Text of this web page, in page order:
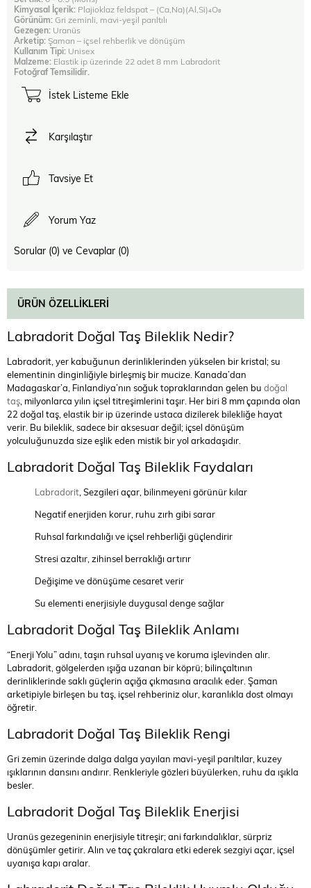
Kimyasal İçerik: Plajioklaz feldspat – (Ca,Na)(Al,Si)₄O₈
Görünüm: Gri zeminli, mavi-yeşil parıltılı
Gezegen: Uranüs
Arketip: Şaman – içsel rehberlik ve dönüşüm
Kullanım Tipi: Unisex
Malzeme: Elastik ip üzerinde 22 adet 8 mm Labradorit
Fotoğraf Temsilidir.
İstek Listeme Ekle
Karşılaştır
Tavsiye Et
Yorum Yaz
Sorular (0) ve Cevaplar (0)
ÜRÜN ÖZELLIKLERI
Labradorit Doğal Taş Bileklik Nedir?
Labradorit, yer kabuğunun derinliklerinden yükselen bir kristal; su
elementinin dinginliğiyle birleşmiş bir mucize. Kanada’dan
Madagaskar’a, Finlandiya’nın soğuk topraklarından gelen bu doğal
taş, milyonlarca yılın içsel titreşimlerini taşır. Her biri 8 mm çapında olan
22 doğal taş, elastik bir ip üzerinde ustaca dizilerek bilekliğe hayat
verir. Bu bileklik, sadece bir aksesuar değil; içsel dönüşüm
yolculuğunuzda size eşlik eden mistik bir yol arkadaşıdır.
Labradorit Doğal Taş Bileklik Faydaları
Labradorit, Sezgileri açar, bilinmeyeni görünür kılar
Negatif enerjiden korur, ruhu zırh gibi sarar
Ruhsal farkındalığı ve içsel rehberliği güçlendirir
Stresi azaltır, zihinsel berraklığı artırır
Değişime ve dönüşüme cesaret verir
Su elementi enerjisiyle duygusal denge sağlar
Labradorit Doğal Taş Bileklik Anlamı
“Enerji Yolu” adını, taşın ruhsal uyanış ve koruma işlevinden alır.
Labradorit, gölgelerden ışığa uzanan bir köprü; bilinçaltının
derinliklerinde saklı güçlerin açığa çıkmasına aracılık eder. Şaman
arketipiyle birleşen bu taş, içsel rehberiniz olur, karanlıkla dost olmayı
öğretir.
Labradorit Doğal Taş Bileklik Rengi
Gri zemin üzerinde dalga dalga yayılan mavi-yeşil parıltılar, kuzey
ışıklarının dansını andırır. Renkleriyle gözleri büyülerken, ruhu da ışıkla
besler.
Labradorit Doğal Taş Bileklik Enerjisi
Uranüs gezegeninin enerjisiyle titreşir; ani farkındalıklar, sürpriz
dönüşümler getirir. Alın ve taç çakralara etki ederek sezgiyi açar, içsel
uyanışa kapı aralar.